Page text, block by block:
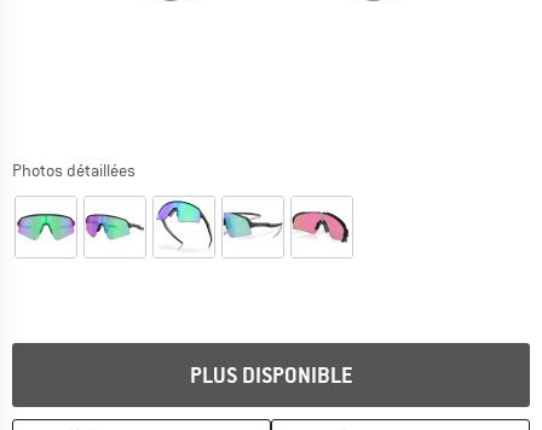
Photos détaillées
PLUS DISPONIBLE